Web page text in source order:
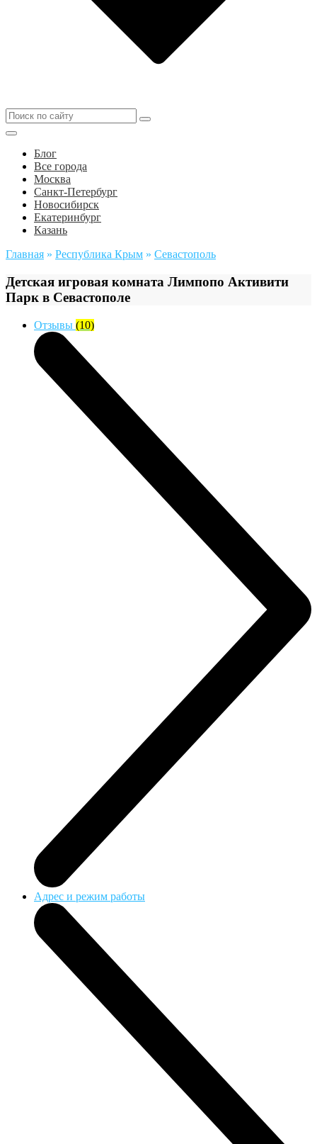
Блог
Все города
Москва
Санкт-Петербург
Новосибирск
Екатеринбург
Казань
Главная » Республика Крым » Севастополь
Детская игровая комната Лимпопо Активити
Парк в Севастополе
Отзывы (10)
Адрес и режим работы